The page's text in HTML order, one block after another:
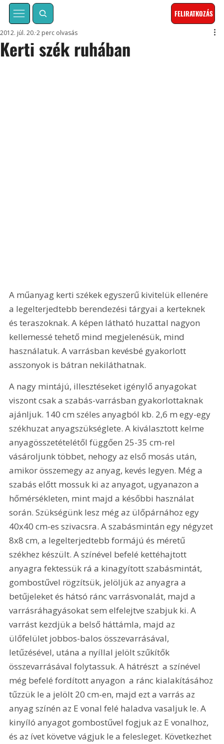
FELIRATKOZÁS
Kerti szék ruhában
2012. júl. 20. 2 perc olvasás
A műanyag kerti székek egyszerű kivitelük ellenére
a legelterjedtebb berendezési tárgyai a kerteknek
és teraszoknak. A képen látható huzattal nagyon
kellemessé tehető mind megjelenésük, mind
használatuk. A varrásban kevésbé gyakorlott
asszonyok is bátran nekiláthatnak.
A nagy mintájú, illesztéseket igénylő anyagokat
viszont csak a szabás-varrásban gyakorlottaknak
ajánljuk. 140 cm széles anyagból kb. 2,6 m egy-egy
székhuzat anyagszükséglete. A kiválasztott kelme
anyagösszetételétől függően 25-35 cm-rel
vásároljunk többet, nehogy az első mosás után,
amikor összemegy az anyag, kevés legyen. Még a
szabás előtt mossuk ki az anyagot, ugyanazon a
hőmérsékleten, mint majd a későbbi használat
során. Szükségünk lesz még az ülőpárnához egy
40x40 cm-es szivacsra. A szabásmintán egy négyzet
8x8 cm, a legelterjedtebb formájú és méretű
székhez készült. A színével befelé kettéhajtott
anyagra fektessük rá a kinagyított szabásmintát,
gombostűvel rögzítsük, jelöljük az anyagra a
betűjeleket és hátsó ránc varrásvonalát, majd a
varrásráhagyásokat sem elfelejtve szabjuk ki. A
varrást kezdjük a belső háttámla, majd az
ülőfelület jobbos-balos összevarrásával,
letűzésével, utána a nyíllal jelölt szűkítők
összevarrásával folytassuk. A hátrészt  a színével
még befelé fordított anyagon  a ránc kialakításához
tűzzük le a jelölt 20 cm-en, majd ezt a varrás az
anyag színén az E vonal felé haladva vasaljuk le. A
kinyíló anyagot gombostűvel fogjuk az E vonalhoz,
és az ívet követve vágjuk le a felesleget. Következhet